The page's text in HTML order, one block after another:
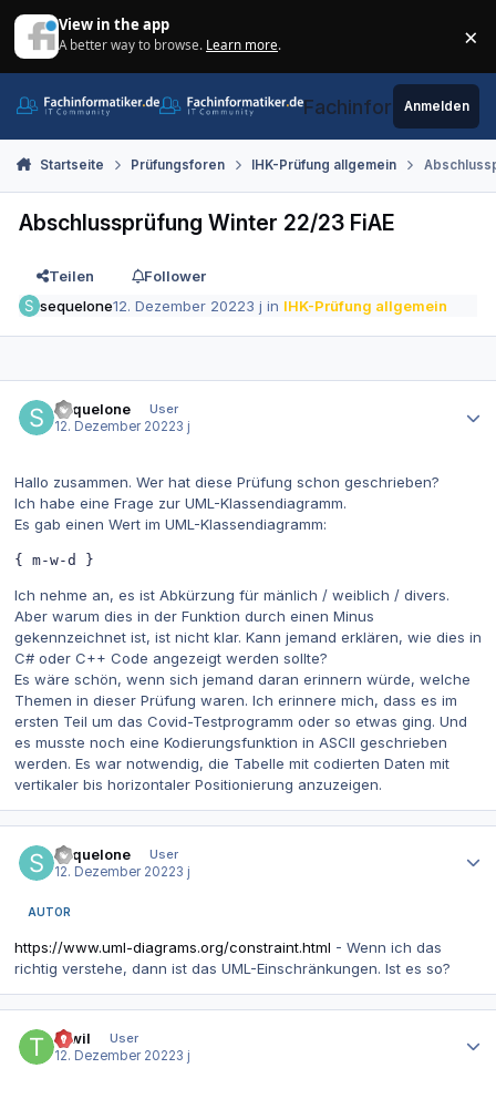
View in the app
A better way to browse. Learn more. ×
Fachinformatiker.de
Anmelden
Startseite Prüfungsforen IHK-Prüfung allgemein
Abschlussprüfung Winter 22/23 FiAE
Teilen
Follower
sequelone12. Dezember 20223 j in IHK-Prüfung allgemein
sequelone
User
12. Dezember 20223 j
Hallo zusammen. Wer hat diese Prüfung schon geschrieben?
Ich habe eine Frage zur UML-Klassendiagramm.
Es gab einen Wert im UML-Klassendiagramm:
{ m-w-d }
Ich nehme an, es ist Abkürzung für mänlich / weiblich / divers.
Aber warum dies in der Funktion durch einen Minus
gekennzeichnet ist, ist nicht klar. Kann jemand erklären, wie dies in
C# oder C++ Code angezeigt werden sollte?
Es wäre schön, wenn sich jemand daran erinnern würde, welche
Themen in dieser Prüfung waren. Ich erinnere mich, dass es im
ersten Teil um das Covid-Testprogramm oder so etwas ging. Und
es musste noch eine Kodierungsfunktion in ASCII geschrieben
werden. Es war notwendig, die Tabelle mit codierten Daten mit
vertikaler bis horizontaler Positionierung anzuzeigen.
sequelone
User
12. Dezember 20223 j
AUTOR
https://www.uml-diagrams.org/constraint.html - Wenn ich das
richtig verstehe, dann ist das UML-Einschränkungen. Ist es so?
Tiwil
User
12. Dezember 20223 j